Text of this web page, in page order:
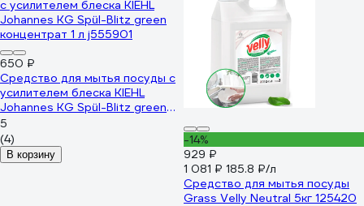
650 ₽
Средство для мытья посуды с
усилителем блеска KIEHL
Johannes KG Spül-Blitz green
концентрат 1 л j555901
5
(4)
В корзину
-14%
929 ₽
1 081 ₽ 185.8 ₽/л
Средство для мытья посуды
Grass Velly Neutral 5кг 125420